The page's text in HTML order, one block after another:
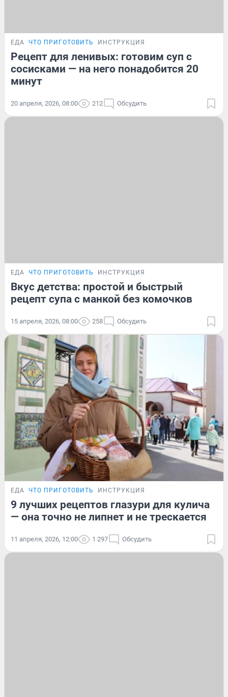
ЕДА ЧТО ПРИГОТОВИТЬ ИНСТРУКЦИЯ
Рецепт для ленивых: готовим суп с
сосисками — на него понадобится 20
минут
20 апреля, 2026, 08:00 212 Обсудить
ЕДА ЧТО ПРИГОТОВИТЬ ИНСТРУКЦИЯ
Вкус детства: простой и быстрый
рецепт супа с манкой без комочков
15 апреля, 2026, 08:00 258 Обсудить
ЕДА ЧТО ПРИГОТОВИТЬ ИНСТРУКЦИЯ
9 лучших рецептов глазури для кулича
— она точно не липнет и не трескается
11 апреля, 2026, 12:00 1 297 Обсудить